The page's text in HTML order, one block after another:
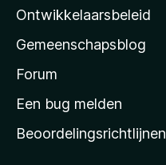
a
s
s
t
r
Ontwikkelaarsbeleid
Gemeenschapsblog
Forum
Een bug melden
Beoordelingsrichtlijnen